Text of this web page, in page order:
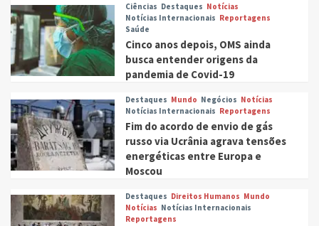
Ciências Destaques Notícias
Notícias Internacionais Reportagens
Saúde
Cinco anos depois, OMS ainda
busca entender origens da
pandemia de Covid-19
Destaques Mundo Negócios Notícias
Notícias Internacionais Reportagens
Fim do acordo de envio de gás
russo via Ucrânia agrava tensões
energéticas entre Europa e
Moscou
Destaques Direitos Humanos Mundo
Notícias Notícias Internacionais
Reportagens